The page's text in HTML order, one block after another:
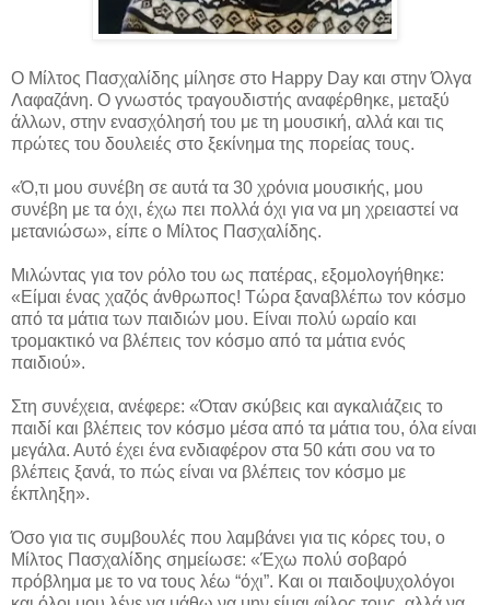
Ο Μίλτος Πασχαλίδης μίλησε στο Happy Day και στην Όλγα
Λαφαζάνη. Ο γνωστός τραγουδιστής αναφέρθηκε, μεταξύ
άλλων, στην ενασχόλησή του με τη μουσική, αλλά και τις
πρώτες του δουλειές στο ξεκίνημα της πορείας τους.
«Ό,τι μου συνέβη σε αυτά τα 30 χρόνια μουσικής, μου
συνέβη με τα όχι, έχω πει πολλά όχι για να μη χρειαστεί να
μετανιώσω», είπε ο Μίλτος Πασχαλίδης.
Μιλώντας για τον ρόλο του ως πατέρας, εξομολογήθηκε:
«Είμαι ένας χαζός άνθρωπος! Τώρα ξαναβλέπω τον κόσμο
από τα μάτια των παιδιών μου. Είναι πολύ ωραίο και
τρομακτικό να βλέπεις τον κόσμο από τα μάτια ενός
παιδιού».
Στη συνέχεια, ανέφερε: «Όταν σκύβεις και αγκαλιάζεις το
παιδί και βλέπεις τον κόσμο μέσα από τα μάτια του, όλα είναι
μεγάλα. Αυτό έχει ένα ενδιαφέρον στα 50 κάτι σου να το
βλέπεις ξανά, το πώς είναι να βλέπεις τον κόσμο με
έκπληξη».
Όσο για τις συμβουλές που λαμβάνει για τις κόρες του, ο
Μίλτος Πασχαλίδης σημείωσε: «Έχω πολύ σοβαρό
πρόβλημα με το να τους λέω “όχι”. Και οι παιδοψυχολόγοι